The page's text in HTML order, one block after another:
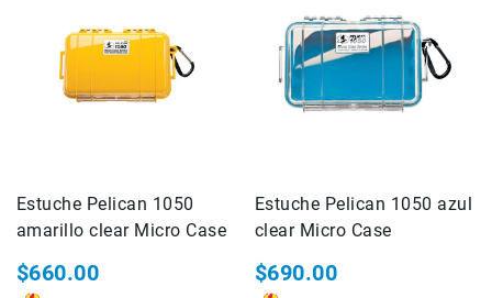
Teleconvertidores
Extender
Cargadores
Acc
de
Estuche Pelican 1050
amarillo clear Micro Case
$660.00
Estuche Pelican 1050 azul
clear Micro Case
$690.00